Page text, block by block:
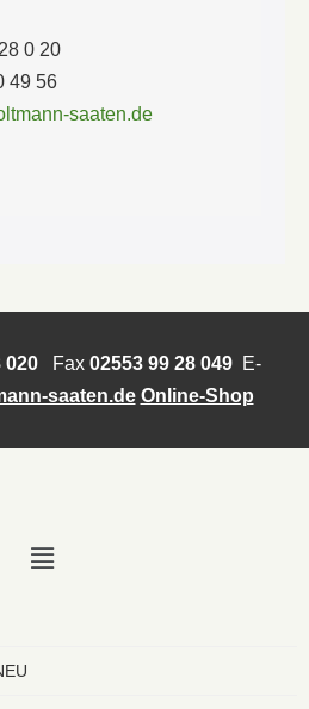
0 20
49 56
saaten.de
020Fax 02553 99 28 049E-
saaten.de Online-Shop